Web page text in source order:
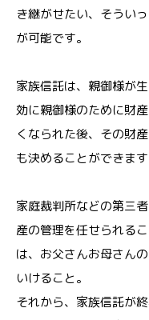
き継がせたい、そうい
が可能です。
家族信託は、親御様が
効に親御様のために財
くなられた後、その財
も決めることができます
家庭裁判所などの第三
産の管理を任せられる
は、お父さんお母さん
いけること。
それから、家族信託が